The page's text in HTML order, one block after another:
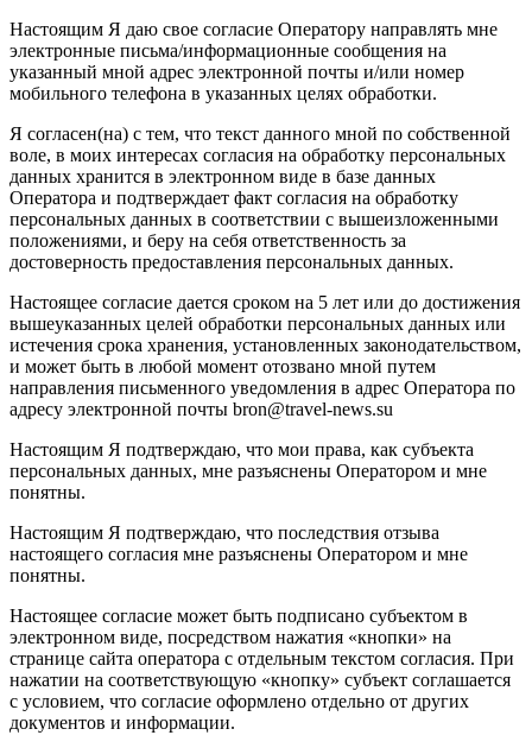
Настоящим Я даю свое согласие Оператору направлять мне
электронные письма/информационные сообщения на
указанный мной адрес электронной почты и/или номер
мобильного телефона в указанных целях обработки.
Я согласен(на) с тем, что текст данного мной по собственной
воле, в моих интересах согласия на обработку персональных
данных хранится в электронном виде в базе данных
Оператора и подтверждает факт согласия на обработку
персональных данных в соответствии с вышеизложенными
положениями, и беру на себя ответственность за
достоверность предоставления персональных данных.
Настоящее согласие дается сроком на 5 лет или до достижения
вышеуказанных целей обработки персональных данных или
истечения срока хранения, установленных законодательством,
и может быть в любой момент отозвано мной путем
направления письменного уведомления в адрес Оператора по
адресу электронной почты bron@travel-news.su
Настоящим Я подтверждаю, что мои права, как субъекта
персональных данных, мне разъяснены Оператором и мне
понятны.
Настоящим Я подтверждаю, что последствия отзыва
настоящего согласия мне разъяснены Оператором и мне
понятны.
Настоящее согласие может быть подписано субъектом в
электронном виде, посредством нажатия «кнопки» на
странице сайта оператора с отдельным текстом согласия. При
нажатии на соответствующую «кнопку» субъект соглашается
с условием, что согласие оформлено отдельно от других
документов и информации.